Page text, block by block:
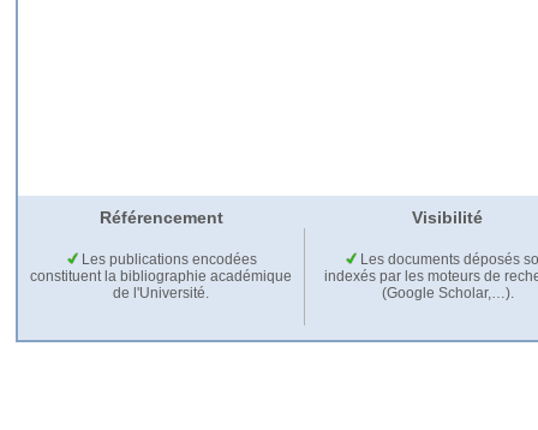
Référencement Visibilité
Les publications encodées
constituent la bibliographie académique
de l'Université.
Les documents déposés
indexés par les moteurs de
(Google Scholar,…).